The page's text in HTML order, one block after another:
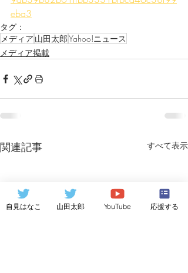
eba3
タグ：
メディア 山田太郎Yahoo!ニュース
メディア掲載
関連記事 すべて表示
自見はなこ 山田太郎 YouTube 応援する